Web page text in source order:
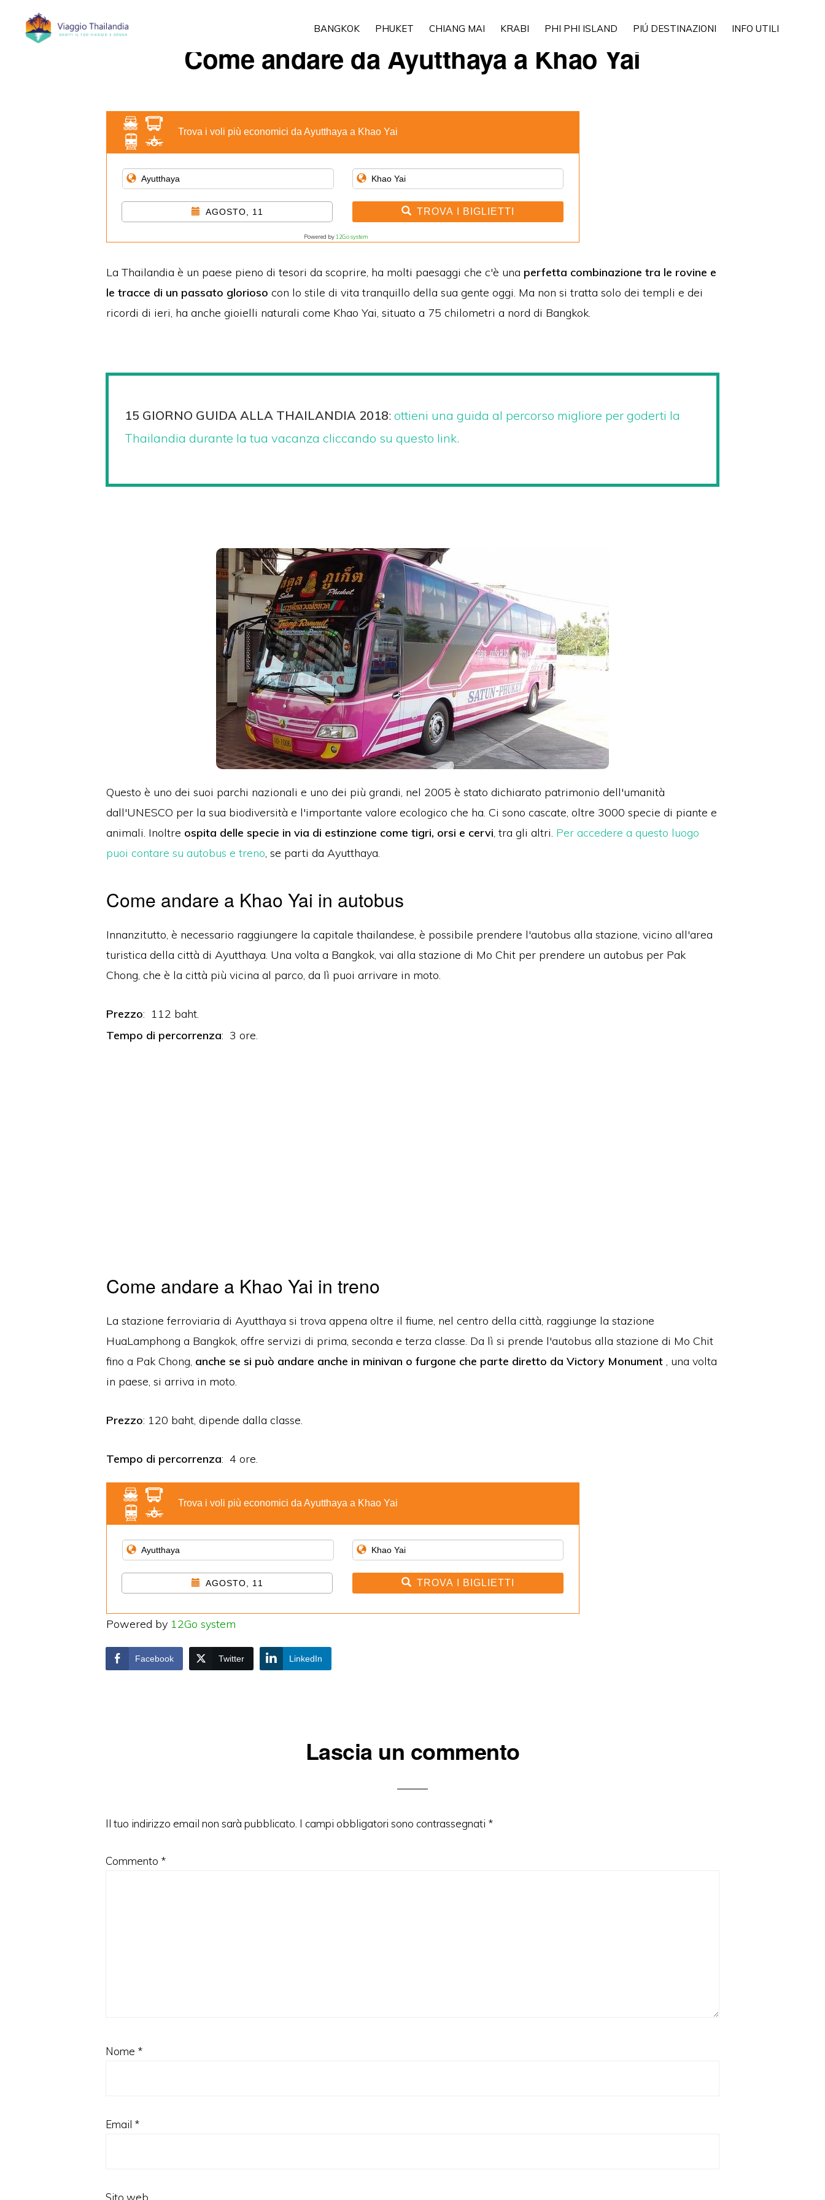
BANGKOK PHUKET CHIANG MAI KRABI PHI PHI ISLAND PIÚ DESTINAZIONI INFO UTILI
Come andare da Ayutthaya a Khao Yai
Trova i voli più economici da Ayutthaya a Khao Yai
AGOSTO, 11 TROVA I BIGLIETTI
Powered by 12Go system
La Thailandia è un paese pieno di tesori da scoprire, ha molti paesaggi che c'è una perfetta combinazione tra le rovine e
le tracce di un passato glorioso con lo stile di vita tranquillo della sua gente oggi. Ma non si tratta solo dei templi e dei
ricordi di ieri, ha anche gioielli naturali come Khao Yai, situato a 75 chilometri a nord di Bangkok.
15 GIORNO GUIDA ALLA THAILANDIA 2018: ottieni una guida al percorso migliore per goderti la
Thailandia durante la tua vacanza cliccando su questo link.
Questo è uno dei suoi parchi nazionali e uno dei più grandi, nel 2005 è stato dichiarato patrimonio dell'umanità
dall'UNESCO per la sua biodiversità e l'importante valore ecologico che ha. Ci sono cascate, oltre 3000 specie di piante e
animali. Inoltre ospita delle specie in via di estinzione come tigri, orsi e cervi, tra gli altri. Per accedere a questo luogo
puoi contare su autobus e treno, se parti da Ayutthaya.
Come andare a Khao Yai in autobus
Innanzitutto, è necessario raggiungere la capitale thailandese, è possibile prendere l'autobus alla stazione, vicino all'area
turistica della città di Ayutthaya. Una volta a Bangkok, vai alla stazione di Mo Chit per prendere un autobus per Pak
Chong, che è la città più vicina al parco, da lì puoi arrivare in moto.
Prezzo: 112 baht.
Tempo di percorrenza: 3 ore.
Come andare a Khao Yai in treno
La stazione ferroviaria di Ayutthaya si trova appena oltre il fiume, nel centro della città, raggiunge la stazione
HuaLamphong a Bangkok, offre servizi di prima, seconda e terza classe. Da lì si prende l'autobus alla stazione di Mo Chit
fino a Pak Chong, anche se si può andare anche in minivan o furgone che parte diretto da Victory Monument , una volta
in paese, si arriva in moto.
Prezzo: 120 baht, dipende dalla classe.
Tempo di percorrenza: 4 ore.
Trova i voli più economici da Ayutthaya a Khao Yai
AGOSTO, 11 TROVA I BIGLIETTI
Powered by 12Go system
Facebook Twitter LinkedIn
Lascia un commento
Il tuo indirizzo email non sarà pubblicato. I campi obbligatori sono contrassegnati *
Commento *
Nome *
Email *
Sito web